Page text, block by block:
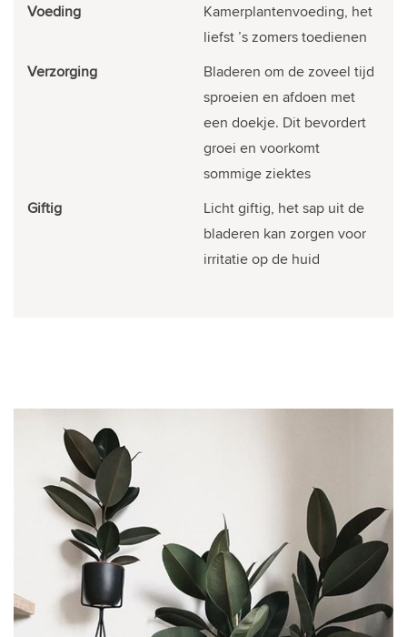
Voeding
Kamerplantenvoeding, het
liefst ’s zomers toedienen
Verzorging
Bladeren om de zoveel tijd
sproeien en afdoen met
een doekje. Dit bevordert
groei en voorkomt
sommige ziektes
Giftig
Licht giftig, het sap uit de
bladeren kan zorgen voor
irritatie op de huid